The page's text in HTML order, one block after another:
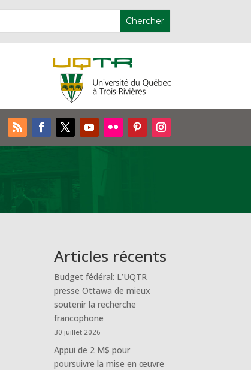
Articles récents
Budget fédéral: L’UQTR
presse Ottawa de mieux
soutenir la recherche
francophone
30 juillet 2026
Appui de 2 M$ pour
poursuivre la mise en œuvre